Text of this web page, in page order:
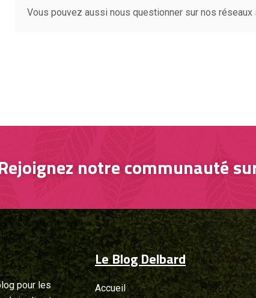
Vous pouvez aussi nous questionner sur nos réseaux
notre communauté
pour les
Le Blog Delbard
Accueil
garantir
des
pas
du